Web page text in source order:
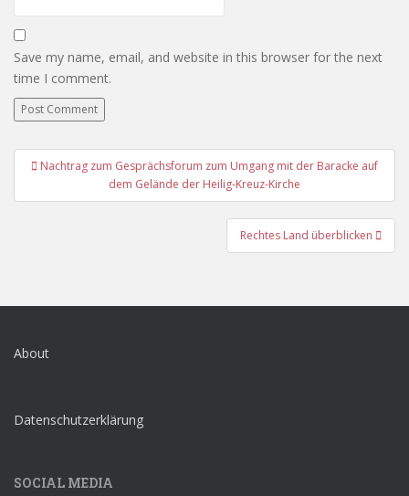
Save my name, email, and website in this browser for the next
time I comment.
Post
navigation
Nachtrag zum Gesprächsforum zum Umgang mit der Baracke auf
dem Gelände der Heilig-Kreuz-Kirche
Rechtes Land überblicken
About
Datenschutzerklärung
SOCIAL MEDIA